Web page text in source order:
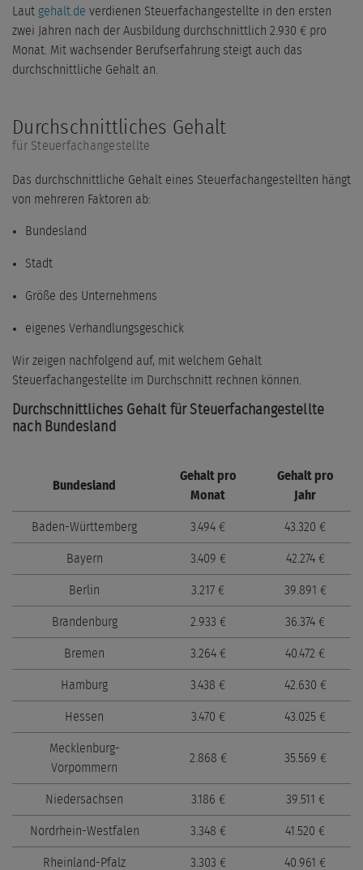
Laut gehalt.de verdienen Steuerfachangestellte in den ersten
zwei Jahren nach der Ausbildung durchschnittlich 2.930 € pro
Monat. Mit wachsender Berufserfahrung steigt auch das
durchschnittliche Gehalt an.
Durchschnittliches Gehalt
für Steuerfachangestellte
Das durchschnittliche Gehalt eines Steuerfachangestellten hängt
von mehreren Faktoren ab:
Bundesland
Stadt
Größe des Unternehmens
eigenes Verhandlungsgeschick
Wir zeigen nachfolgend auf, mit welchem Gehalt
Steuerfachangestellte im Durchschnitt rechnen können.
Durchschnittliches Gehalt für Steuerfachangestellte
nach Bundesland
Bundesland
Gehalt pro
Monat
Gehalt pro
Jahr
Baden-Württemberg 3.494 € 43.320 €
Bayern 3.409 € 42.274 €
Berlin 3.217 € 39.891 €
Brandenburg 2.933 € 36.374 €
Bremen 3.264 € 40.472 €
Hamburg 3.438 € 42.630 €
Hessen 3.470 € 43.025 €
Mecklenburg-
Vorpommern
2.868 € 35.569 €
Niedersachsen 3.186 € 39.511 €
Nordrhein-Westfalen 3.348 € 41.520 €
Rheinland-Pfalz 3.303 € 40.961 €